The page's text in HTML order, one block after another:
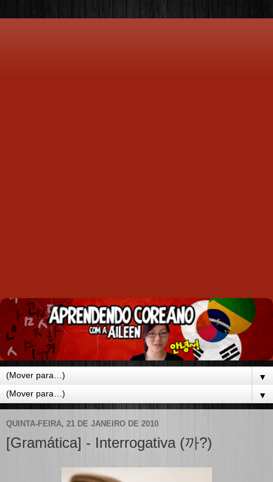
▼
▼
QUINTA-FEIRA, 21 DE JANEIRO DE 2010
[Gramática] - Interrogativa (까?)